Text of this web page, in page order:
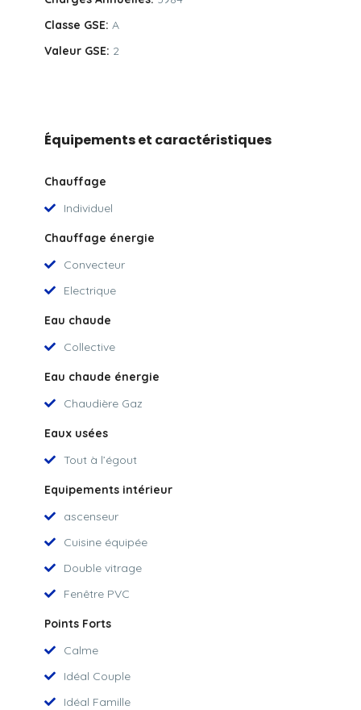
Classe GSE: A
Valeur GSE: 2
Équipements et caractéristiques
Chauffage
Individuel
Chauffage énergie
Convecteur
Electrique
Eau chaude
Collective
Eau chaude énergie
Chaudière Gaz
Eaux usées
Tout à l’égout
Equipements intérieur
ascenseur
Cuisine équipée
Double vitrage
Fenêtre PVC
Points Forts
Calme
Idéal Couple
Idéal Famille